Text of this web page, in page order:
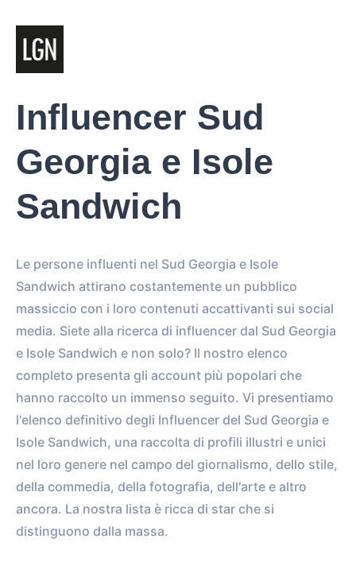
Influencer Sud
Georgia e Isole
Sandwich
Le persone influenti nel Sud Georgia e Isole
Sandwich attirano costantemente un pubblico
massiccio con i loro contenuti accattivanti sui social
media. Siete alla ricerca di influencer dal Sud Georgia
e Isole Sandwich e non solo? Il nostro elenco
completo presenta gli account più popolari che
hanno raccolto un immenso seguito. Vi presentiamo
l'elenco definitivo degli Influencer del Sud Georgia e
Isole Sandwich, una raccolta di profili illustri e unici
nel loro genere nel campo del giornalismo, dello stile,
della commedia, della fotografia, dell'arte e altro
ancora. La nostra lista è ricca di star che si
distinguono dalla massa.